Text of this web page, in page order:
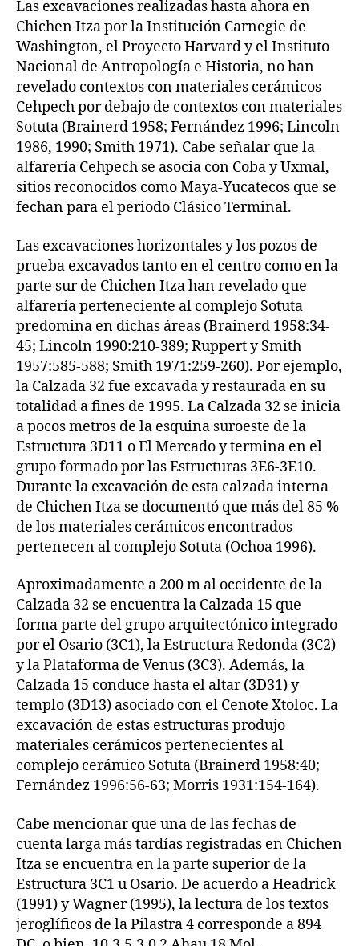
Las excavaciones realizadas hasta ahora en
Chichen Itza por la Institución Carnegie de
Washington, el Proyecto Harvard y el Instituto
Nacional de Antropología e Historia, no han
revelado contextos con materiales cerámicos
Cehpech por debajo de contextos con materiales
Sotuta (Brainerd 1958; Fernández 1996; Lincoln
1986, 1990; Smith 1971). Cabe señalar que la
alfarería Cehpech se asocia con Coba y Uxmal,
sitios reconocidos como Maya-Yucatecos que se
fechan para el periodo Clásico Terminal.
Las excavaciones horizontales y los pozos de
prueba excavados tanto en el centro como en la
parte sur de Chichen Itza han revelado que
alfarería perteneciente al complejo Sotuta
predomina en dichas áreas (Brainerd 1958:34-
45; Lincoln 1990:210-389; Ruppert y Smith
1957:585-588; Smith 1971:259-260). Por ejemplo,
la Calzada 32 fue excavada y restaurada en su
totalidad a fines de 1995. La Calzada 32 se inicia
a pocos metros de la esquina suroeste de la
Estructura 3D11 o El Mercado y termina en el
grupo formado por las Estructuras 3E6-3E10.
Durante la excavación de esta calzada interna
de Chichen Itza se documentó que más del 85 %
de los materiales cerámicos encontrados
pertenecen al complejo Sotuta (Ochoa 1996).
Aproximadamente a 200 m al occidente de la
Calzada 32 se encuentra la Calzada 15 que
forma parte del grupo arquitectónico integrado
por el Osario (3C1), la Estructura Redonda (3C2)
y la Plataforma de Venus (3C3). Además, la
Calzada 15 conduce hasta el altar (3D31) y
templo (3D13) asociado con el Cenote Xtoloc. La
excavación de estas estructuras produjo
materiales cerámicos pertenecientes al
complejo cerámico Sotuta (Brainerd 1958:40;
Fernández 1996:56-63; Morris 1931:154-164).
Cabe mencionar que una de las fechas de
cuenta larga más tardías registradas en Chichen
Itza se encuentra en la parte superior de la
Estructura 3C1 u Osario. De acuerdo a Headrick
(1991) y Wagner (1995), la lectura de los textos
jeroglíficos de la Pilastra 4 corresponde a 894